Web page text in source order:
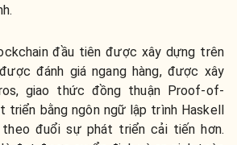
đầu tiên được xây dựng trên
đánh giá ngang hàng, được xây
giao thức đồng thuận Proof-of-
bằng ngôn ngữ lập trình Haskell
theo đuổi sự phát triển cải tiến hơn.